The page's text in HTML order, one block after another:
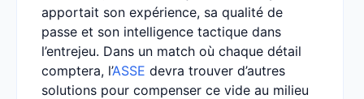
apportait son expérience, sa qualité de
passe et son intelligence tactique dans
l’entrejeu. Dans un match où chaque détail
comptera, l’ASSE devra trouver d’autres
solutions pour compenser ce vide au milieu